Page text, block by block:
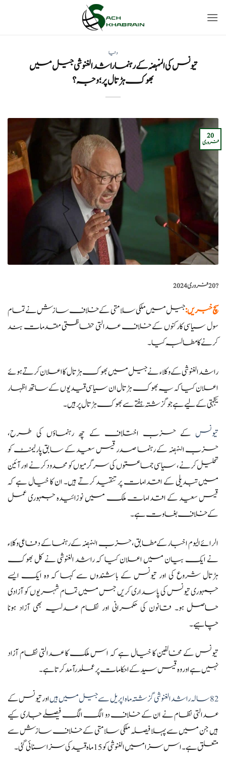
دنیا
تیونس کی النہضہ کے رہنما راشد الغنوشی جیل میں
بھوک ہڑتال پر؛ وجہ؟
20
فروری
?️20 فروری 2024
سچ خبریں:جیل میں ملکی سلامتی کے خلاف سازش نے تمام
سول سیاسی کارکنوں کے خلاف عدالتی حفاظتی مقدمات بند
کرنے کا مطالبہ کیا۔
راشد الغنوشی کے وکلاء نے جیل میں بھوک ہڑتال کا اعلان کرتے ہوئے
اعلان کیا کہ یہ بھوک ہڑتال ان سیاسی قیدیوں کے ساتھ اظہار
یکجہتی کے لیے ہے جو گزشتہ ہفتے سے بھوک ہڑتال پر ہیں۔
تیونس کے حزب اختلاف کے چھ رہنماؤں کی طرح،
حزب النہضہ کے رہنما صدر قیس سعید کے سابق پارلیمنٹ کو
تحلیل کرنے، سیاسی جماعتوں کی سرگرمیوں کو محدود کرنے اور آئین
میں تبدیلی کے اقدامات پر تنقید کرتے ہیں۔ ان کا خیال ہے کہ
قیس سعید کے اقدامات ملک میں نوزائیدہ جمہوری عمل
کے خلاف بغاوت ہے۔
الرائے الیوم اخبار کے مطابق، حزب النہضہ کے رہنما کے دفاعی وکلاء
نے ایک بیان میں اعلان کیا کہ راشد الغنوشی نے کل بھوک
ہڑتال شروع کی اور تیونس کے باشندوں سے کہا کہ وہ ایک ایسے
جمہوری تیونس کی پاسداری کریں جس میں تمام شہریوں کو آزادی
حاصل ہو۔ قانون کی حکمرانی اور نظام عدلیہ بھی آزاد ہونا
چاہیے۔
تیونس کے مخالفین کا خیال ہے کہ اس ملک کا عدالتی نظام آزاد
نہیں ہے اور وہ قیس سید کے احکامات پر عملدرآمد کرتا ہے۔
82 سالہ راشد الغنوشی گزشتہ ماہ اپریل سے جیل میں ہیں
اور تیونس کے
عدالتی نظام نے ان کے خلاف دو الگ الگ فیصلے جاری کیے
ہیں جن میں سے پہلا فیصلہ ملکی سلامتی کے خلاف سازش سے
متعلق ہے۔ اس سزا میں الغنوشی کو 15 ماہ قید کی سزا سنائی گئی۔